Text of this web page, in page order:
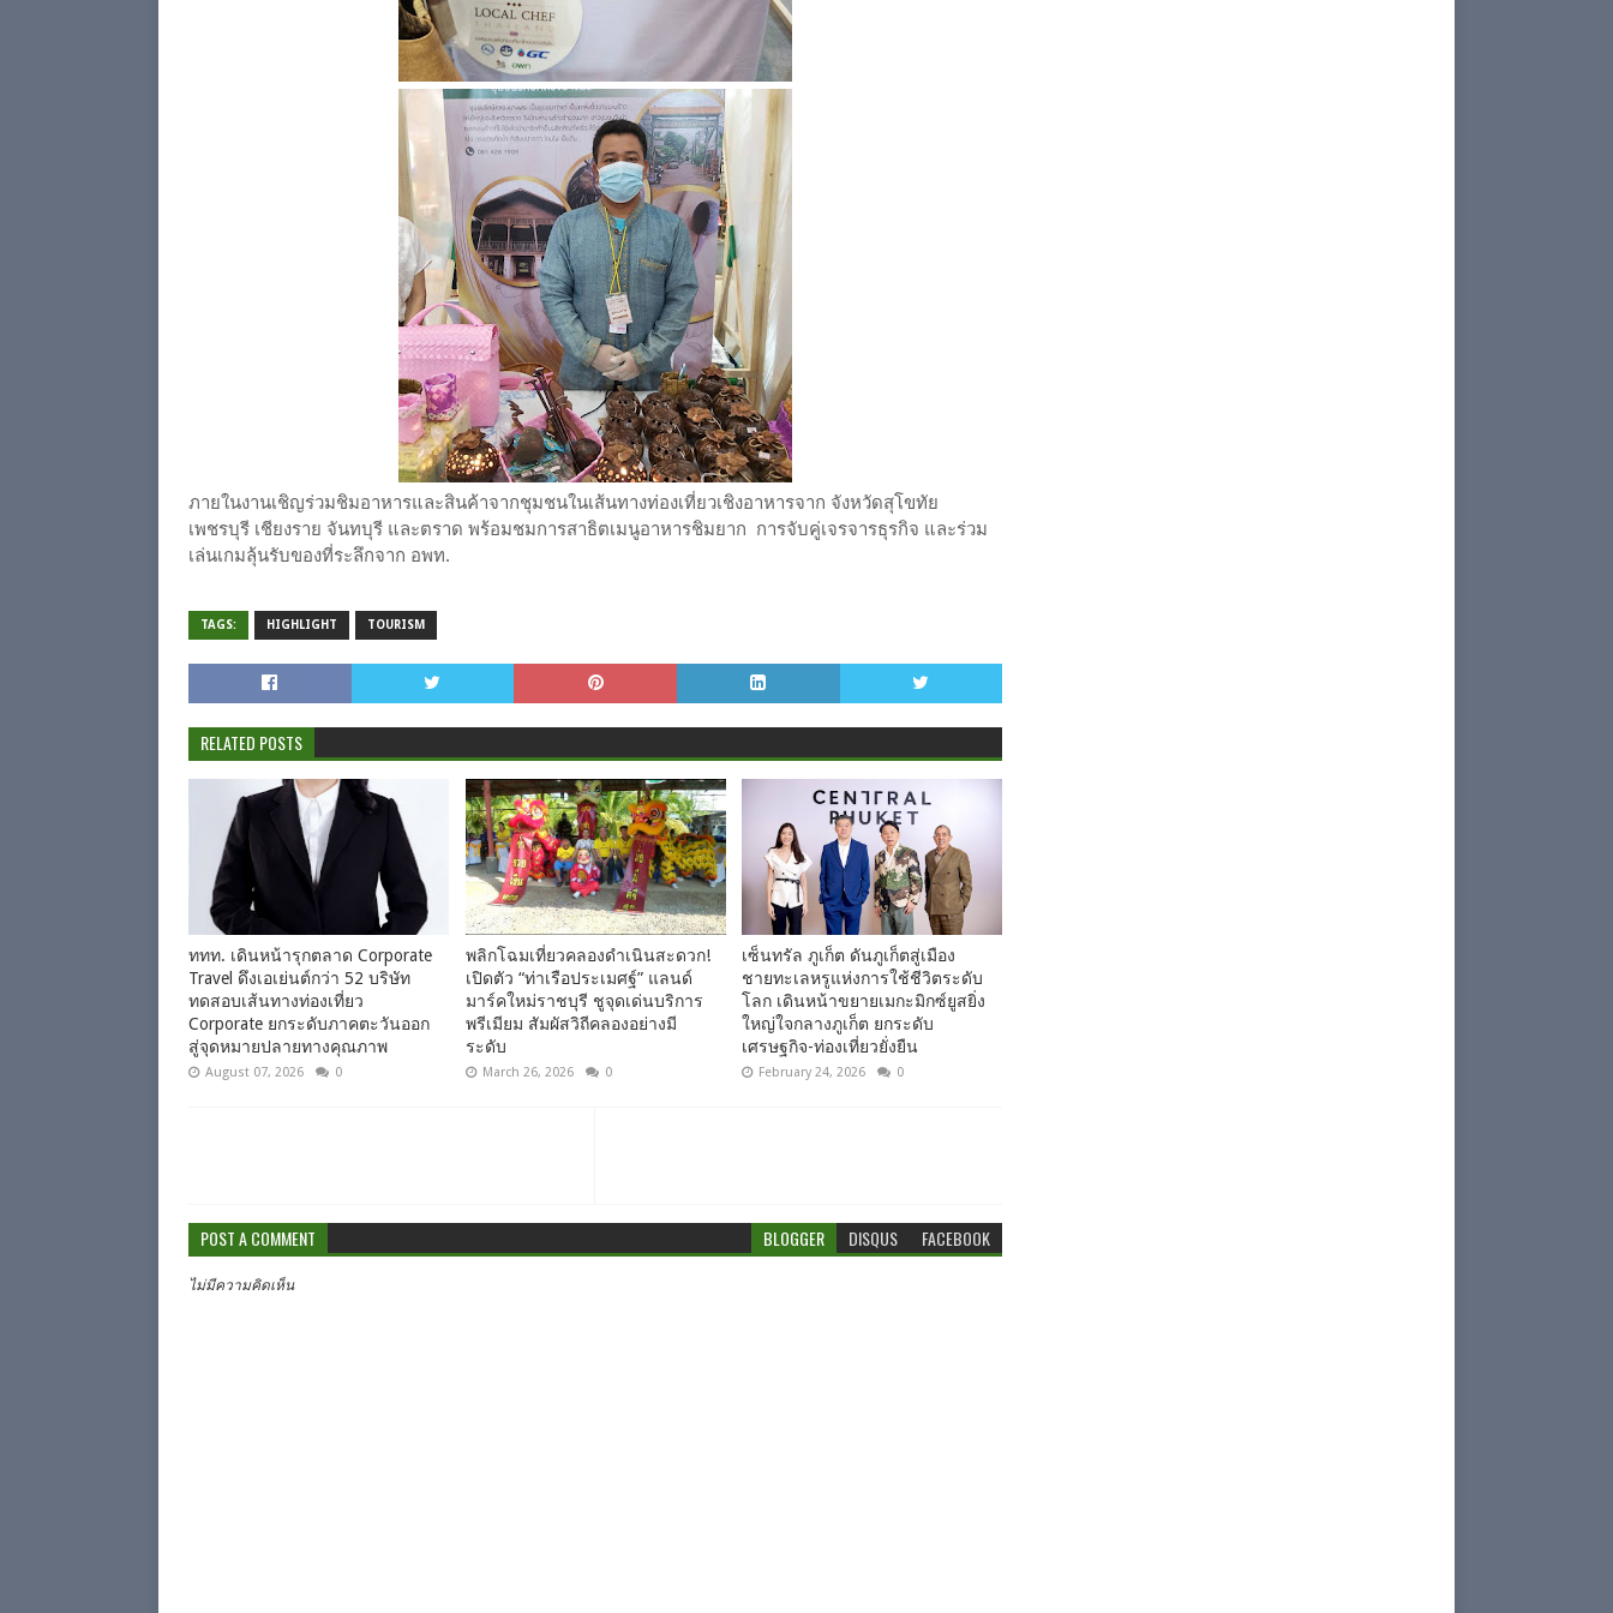
ภายในงานเชิญร่วมชิมอาหารและสินค้าจากชุมชนในเส้นทางท่องเที่ยวเชิงอาหารจาก จังหวัดสุโขทัย
เพชรบุรี เชียงราย จันทบุรี และตราด พร้อมชมการสาธิตเมนูอาหารชิมยาก การจับคู่เจรจารธุรกิจ และร่วม
เล่นเกมลุ้นรับของที่ระลึกจาก อพท.
TAGS: HIGHLIGHT TOURISM
RELATED POSTS
ททท. เดินหน้ารุกตลาด Corporate
Travel ดึงเอเย่นต์กว่า 52 บริษัท
ทดสอบเส้นทางท่องเที่ยว
Corporate ยกระดับภาคตะวันออก
สู่จุดหมายปลายทางคุณภาพ
August 07, 2026 0
พลิกโฉมเที่ยวคลองดำเนินสะดวก!
เปิดตัว “ท่าเรือประเมศฐ์” แลนด์
มาร์คใหม่ราชบุรี ชูจุดเด่นบริการ
พรีเมียม สัมผัสวิถีคลองอย่างมี
ระดับ
March 26, 2026 0
เซ็นทรัล ภูเก็ต ดันภูเก็ตสู่เมือง
ชายทะเลหรูแห่งการใช้ชีวิตระดับ
โลก เดินหน้าขยายเมกะมิกซ์ยูสยิ่ง
ใหญ่ใจกลางภูเก็ต ยกระดับ
เศรษฐกิจ-ท่องเที่ยวยั่งยืน
February 24, 2026 0
POST A COMMENT BLOGGER DISQUS FACEBOOK
ไม่มีความคิดเห็น